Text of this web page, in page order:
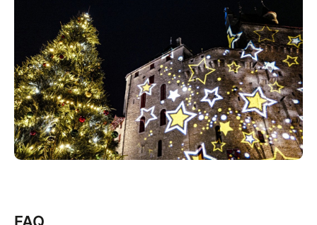
◦ Vacances scolaires (week-end) : 12h30 - 17h00
Du 14 novembre 2025 au 3 janvier 2026, le Château
de Menthon-Saint-Bernard ouvre ses portes pour la
5ᵉ édition du Château du Père Noël. Dans ce décor
majestueux face au lac d’Annecy et tourné vers les
montagnes, la magie des fêtes se vit comme un
retour aux traditions : illuminations aux teintes
chaudes, parfums de bois et d’épices, chaleur des
Sur place, un marché artisanal aux allées animées